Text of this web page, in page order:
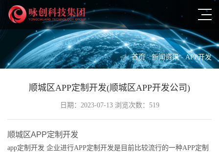
首页 - 新闻资讯 - APP开发
顺城区APP定制开发(顺城区APP开发公司)
日期：2023-07-13 浏览次数：519
顺城区APP定制开发
app定制开发 企业进行APP定制开发是目前比较流行的一种APP定制